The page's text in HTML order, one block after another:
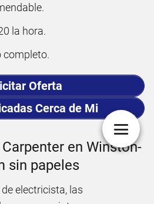
la hora.
completo.
Oferta
Cerca de Mi
en Winston-
sin papeles
electricista, las